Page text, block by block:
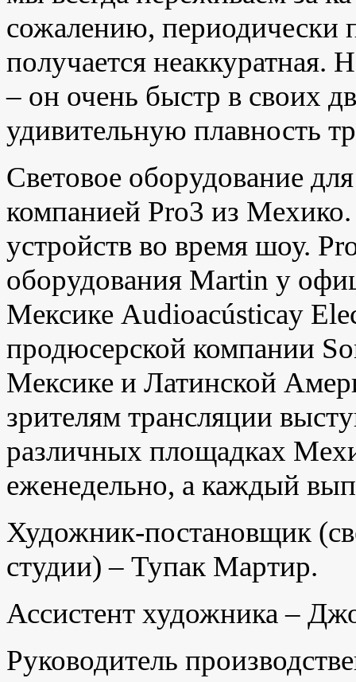
сожалению, периодически
получается неаккуратная.
– он очень быстр в своих
удивительную плавность
Световое оборудование
компанией Pro3 из
устройств во время шоу.
оборудования Martin у
Мексике Audioacústicay
продюсерской компании
Мексике и Латинской
зрителям трансляции
различных площадках
еженедельно, а каждый
Художник-постановщик
студии) – Тупак Мартир.
Ассистент художника –
Руководитель